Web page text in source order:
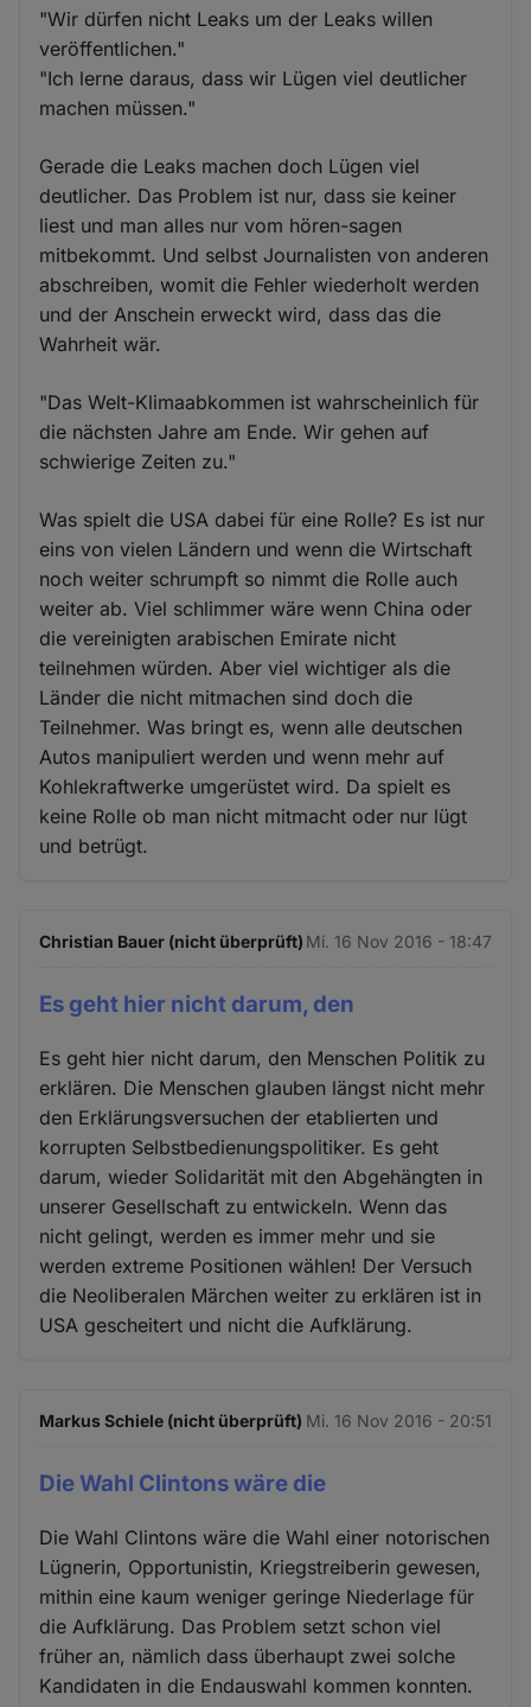
"Wir dürfen nicht Leaks um der Leaks willen
veröffentlichen."
"Ich lerne daraus, dass wir Lügen viel deutlicher
machen müssen."
Gerade die Leaks machen doch Lügen viel
deutlicher. Das Problem ist nur, dass sie keiner
liest und man alles nur vom hören-sagen
mitbekommt. Und selbst Journalisten von anderen
abschreiben, womit die Fehler wiederholt werden
und der Anschein erweckt wird, dass das die
Wahrheit wär.
"Das Welt-Klimaabkommen ist wahrscheinlich für
die nächsten Jahre am Ende. Wir gehen auf
schwierige Zeiten zu."
Was spielt die USA dabei für eine Rolle? Es ist nur
eins von vielen Ländern und wenn die Wirtschaft
noch weiter schrumpft so nimmt die Rolle auch
weiter ab. Viel schlimmer wäre wenn China oder
die vereinigten arabischen Emirate nicht
teilnehmen würden. Aber viel wichtiger als die
Länder die nicht mitmachen sind doch die
Teilnehmer. Was bringt es, wenn alle deutschen
Autos manipuliert werden und wenn mehr auf
Kohlekraftwerke umgerüstet wird. Da spielt es
keine Rolle ob man nicht mitmacht oder nur lügt
und betrügt.
Christian Bauer (nicht überprüft) Mi. 16 Nov 2016 - 18:47
Es geht hier nicht darum, den
Es geht hier nicht darum, den Menschen Politik zu
erklären. Die Menschen glauben längst nicht mehr
den Erklärungsversuchen der etablierten und
korrupten Selbstbedienungspolitiker. Es geht
darum, wieder Solidarität mit den Abgehängten in
unserer Gesellschaft zu entwickeln. Wenn das
nicht gelingt, werden es immer mehr und sie
werden extreme Positionen wählen! Der Versuch
die Neoliberalen Märchen weiter zu erklären ist in
USA gescheitert und nicht die Aufklärung.
Markus Schiele (nicht überprüft) Mi. 16 Nov 2016 - 20:51
Die Wahl Clintons wäre die
Die Wahl Clintons wäre die Wahl einer notorischen
Lügnerin, Opportunistin, Kriegstreiberin gewesen,
mithin eine kaum weniger geringe Niederlage für
die Aufklärung. Das Problem setzt schon viel
früher an, nämlich dass überhaupt zwei solche
Kandidaten in die Endauswahl kommen konnten.